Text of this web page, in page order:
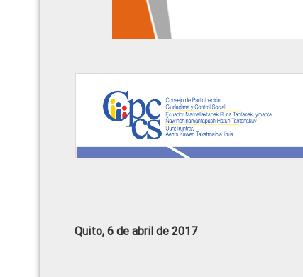
Quito, 6 de abril de 2017